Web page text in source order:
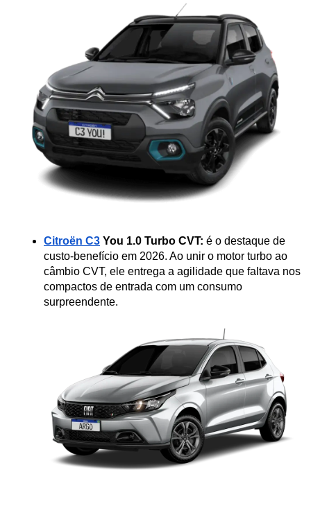
Citroën C3 You 1.0 Turbo CVT: é o destaque de
custo-benefício em 2026. Ao unir o motor turbo ao
câmbio CVT, ele entrega a agilidade que faltava nos
compactos de entrada com um consumo
surpreendente.